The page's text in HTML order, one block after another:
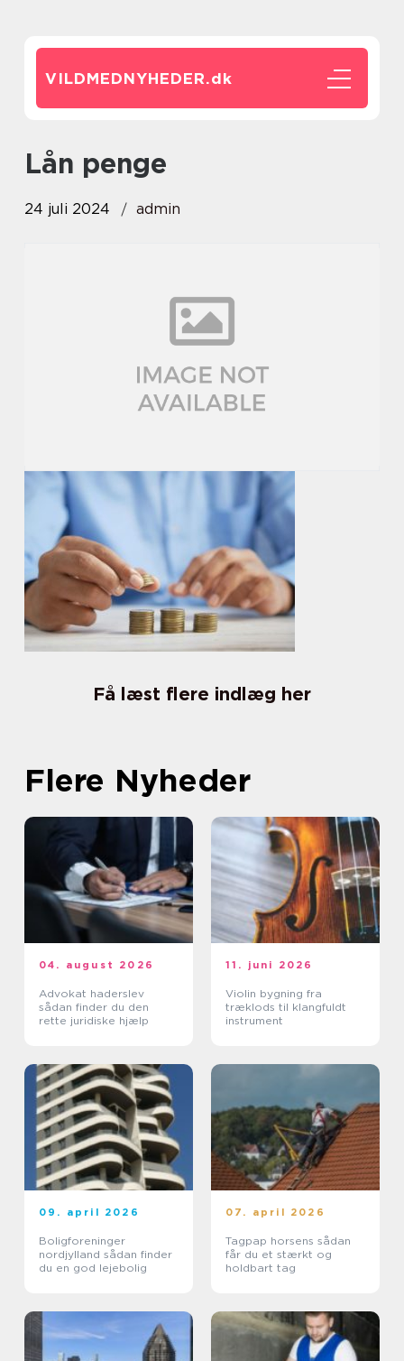
VILDMEDNYHEDER.dk
lån penge
24 juli 2024 admin
Få læst flere indlæg her
Flere Nyheder
04. august 2026
Advokat haderslev
sådan finder du den
rette juridiske hjælp
11. juni 2026
Violin bygning fra
træklods til klangfuldt
instrument
09. april 2026
Boligforeninger
nordjylland sådan finder
du en god lejebolig
07. april 2026
Tagpap horsens sådan
får du et stærkt og
holdbart tag